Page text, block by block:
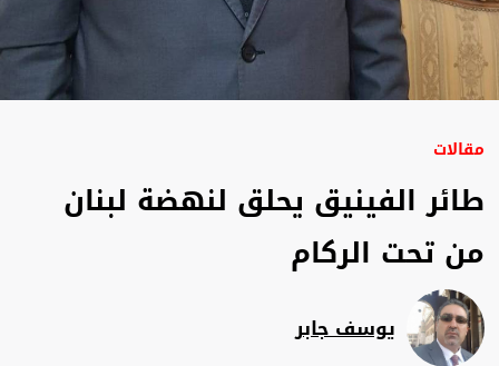
مقالات
طائر الفينيق يحلق لنهضة لبنان
من تحت الركام
يوسف جابر